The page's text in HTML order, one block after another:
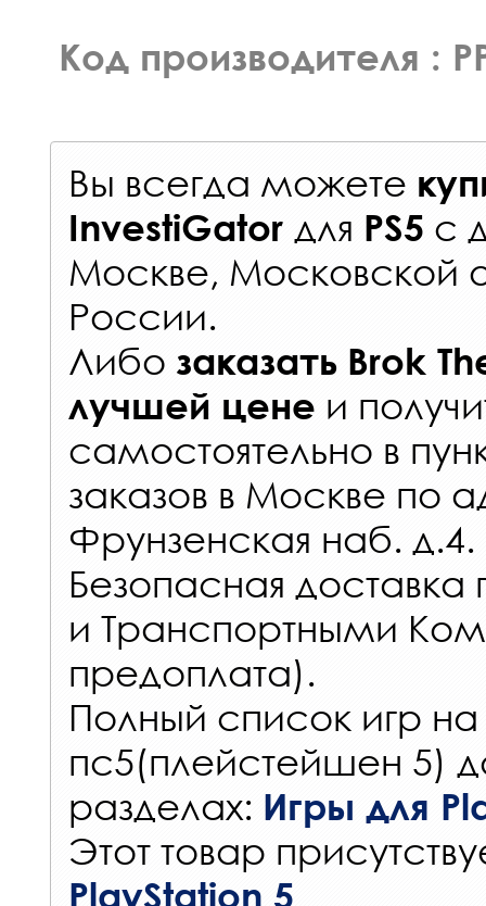
Код производителя :
Вы всегда можете
InvestiGator для PS5 с
Москве, Московской
России.
Либо заказать Brok
лучшей цене и
самостоятельно в
заказов в Москве по
Фрунзенская наб. д.4.
Безопасная
и Транспортными
предоплата).
Полный список игр на
пс5(плейстейшен 5)
разделах: Игры для
Этот товар
PlayStation 5